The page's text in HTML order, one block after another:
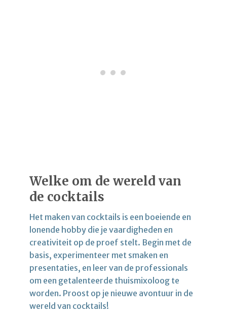
Welke om de wereld van
de cocktails
Het maken van cocktails is een boeiende en
lonende hobby die je vaardigheden en
creativiteit op de proef stelt. Begin met de
basis, experimenteer met smaken en
presentaties, en leer van de professionals
om een ​​getalenteerde thuismixoloog te
worden. Proost op je nieuwe avontuur in de
wereld van cocktails!